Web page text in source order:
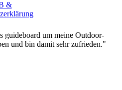
guideboard um meine Outdoor-
und bin damit sehr zufrieden."
&